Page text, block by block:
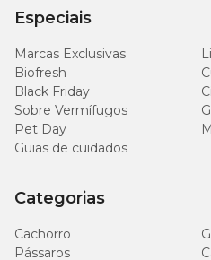
restrita ao combate de parasitas
ovinos e suínos. Não há orientação
colaterais no pet.
Ivomec para cães: quais são
Como você sabe, a bula do Ivomec
ele pode causar, como:
Paralisia;
Especiais
Marcas Exclusivas
Biofresh
Black Friday
Sobre Vermífugos
Pet Day
Guias de cuidados
Categorias
Cachorro
Pássaros